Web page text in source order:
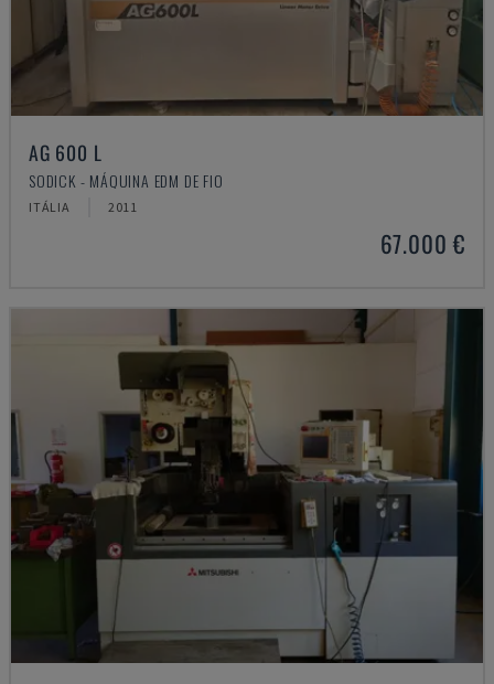
AG 600 L
SODICK - MÁQUINA EDM DE FIO
ITÁLIA 2011
67.000 €